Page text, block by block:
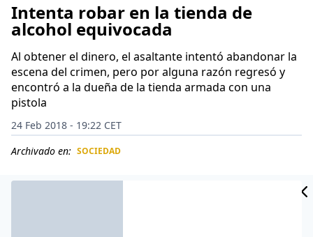
Intenta robar en la tienda de
alcohol equivocada
Al obtener el dinero, el asaltante intentó abandonar la
escena del crimen, pero por alguna razón regresó y
encontró a la dueña de la tienda armada con una
pistola
24 Feb 2018 - 19:22 CET
Archivado en: SOCIEDAD